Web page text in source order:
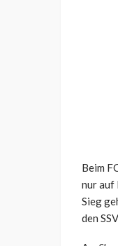
Beim
nur auf
Sieg
den